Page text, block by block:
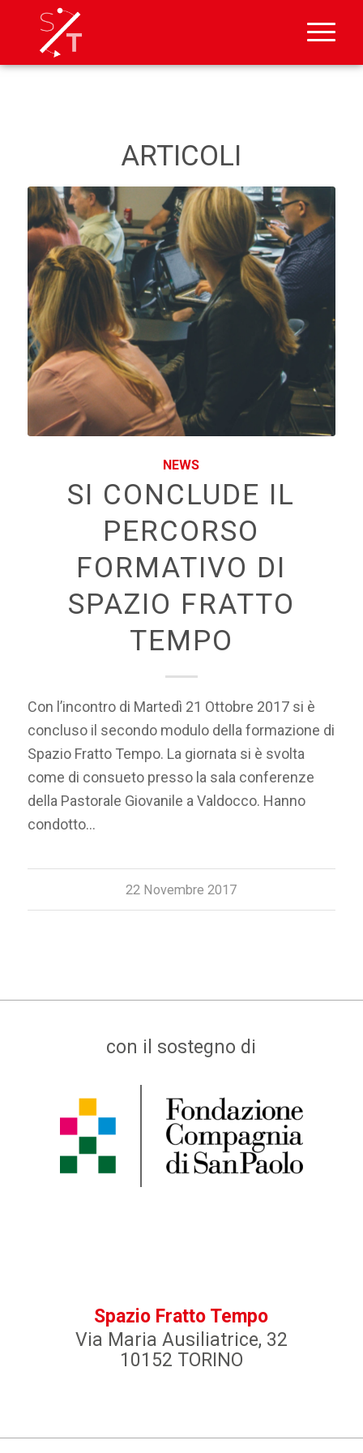
ARTICOLI
NEWS
SI CONCLUDE IL
PERCORSO
FORMATIVO DI
SPAZIO FRATTO
TEMPO
Con l’incontro di Martedì 21 Ottobre 2017 si è
concluso il secondo modulo della formazione di
Spazio Fratto Tempo. La giornata si è svolta
come di consueto presso la sala conferenze
della Pastorale Giovanile a Valdocco. Hanno
condotto…
22 Novembre 2017
con il sostegno di
Spazio Fratto Tempo
Via Maria Ausiliatrice, 32
10152 TORINO